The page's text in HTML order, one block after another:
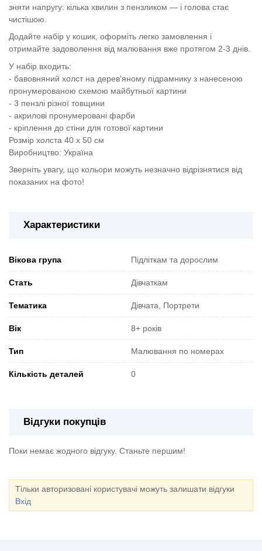
зняти напругу: кілька хвилин з пензликом — і голова стає
чистішою.
Додайте набір у кошик, оформіть легко замовлення і
отримайте задоволення від малювання вже протягом 2-3 днів.
У набір входить:
- бавовняний холст на дерев'яному підрамнику з нанесеною
пронумерованою схемою майбутньої картини
- 3 пензлі різної товщини
- акрилові пронумеровані фарби
- кріплення до стіни для готової картини
Розмір холста 40 х 50 см
Виробництво: Україна
Зверніть увагу, що кольори можуть незначно відрізнятися від
показаних на фото!
Характеристики
Вікова група Підліткам та дорослим
Стать Дівчаткам
Тематика Дівчата, Портрети
Вік 8+ років
Тип Малювання по номерах
Кількість деталей 0
Відгуки покупців
Поки немає жодного відгуку. Станьте першим!
Тільки авторизовані користувачі можуть залишати відгуки
Вхід